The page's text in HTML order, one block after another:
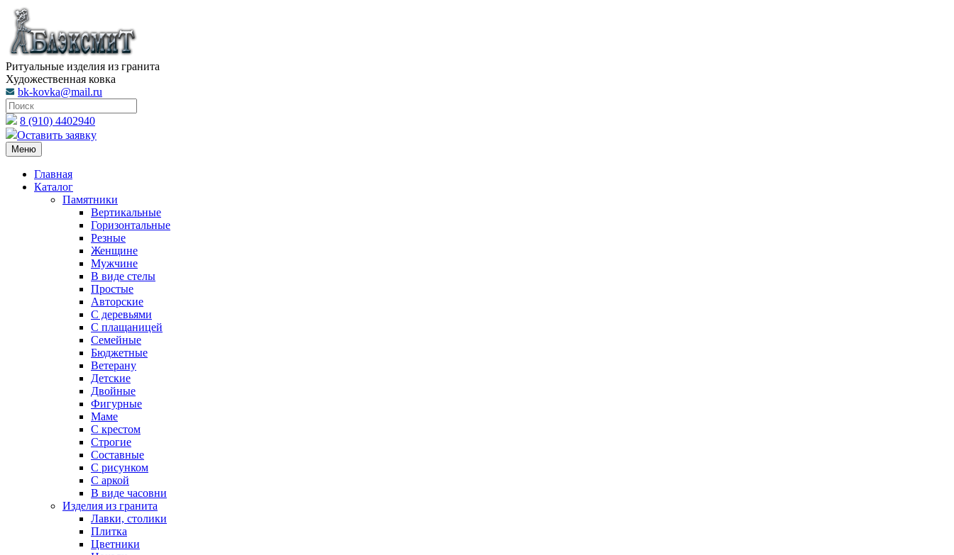
Ритуальные изделия из гранита
Художественная ковка
bk-kovka@mail.ru
8 (910) 4402940
Оставить заявку
Меню
Главная
Каталог
Памятники
Вертикальные
Горизонтальные
Резные
Женщине
Мужчине
В виде стелы
Простые
Авторские
С деревьями
С плащаницей
Семейные
Бюджетные
Ветерану
Детские
Двойные
Фигурные
Маме
С крестом
Строгие
Составные
С рисунком
С аркой
В виде часовни
Изделия из гранита
Лавки, столики
Плитка
Цветники